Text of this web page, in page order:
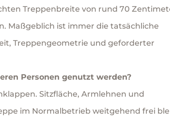
Treppenbreite von rund 70
Maßgeblich ist immer die tatsächliche
Treppengeometrie und geforderter
Personen genutzt werden?
Sitzfläche, Armlehnen und
im Normalbetrieb weitgehend frei